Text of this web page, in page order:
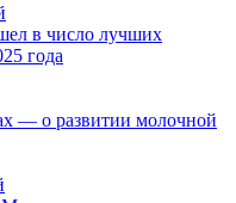
в число лучших
года
— о развитии молочной